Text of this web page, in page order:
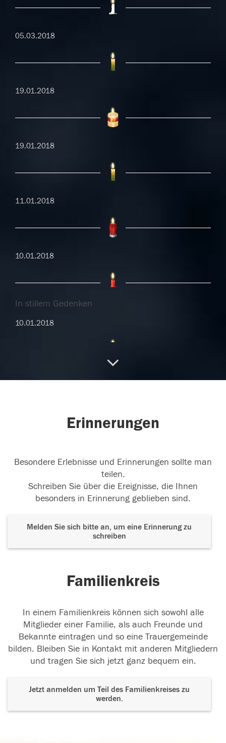
05.03.2018
19.01.2018
19.01.2018
11.01.2018
10.01.2018
In stillem Gedenken
10.01.2018
10.01.2018
Erinnerungen
Besondere Erlebnisse und Erinnerungen sollte man
teilen.
Schreiben Sie über die Ereignisse, die Ihnen
besonders in Erinnerung geblieben sind.
Melden Sie sich bitte an, um eine Erinnerung zu
schreiben
Familienkreis
In einem Familienkreis können sich sowohl alle
Mitglieder einer Familie, als auch Freunde und
Bekannte eintragen und so eine Trauergemeinde
bilden. Bleiben Sie in Kontakt mit anderen Mitgliedern
und tragen Sie sich jetzt ganz bequem ein.
Jetzt anmelden um Teil des Familienkreises zu
werden.